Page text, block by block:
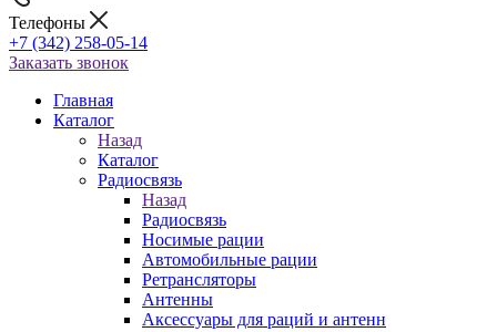
Телефоны
+7 (342) 258-05-14
Заказать звонок
Главная
Каталог
Назад
Каталог
Радиосвязь
Назад
Радиосвязь
Носимые рации
Автомобильные рации
Ретрансляторы
Антенны
Аксессуары для раций и антенн